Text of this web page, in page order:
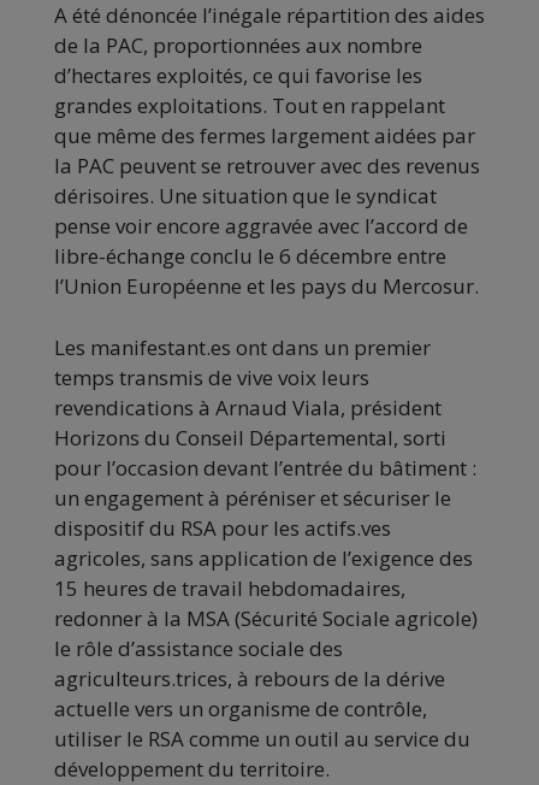
A été dénoncée l’inégale répartition des aides
de la PAC, proportionnées aux nombre
d’hectares exploités, ce qui favorise les
grandes exploitations. Tout en rappelant
que même des fermes largement aidées par
la PAC peuvent se retrouver avec des revenus
dérisoires. Une situation que le syndicat
pense voir encore aggravée avec l’accord de
libre-échange conclu le 6 décembre entre
l’Union Européenne et les pays du Mercosur.
Les manifestant.es ont dans un premier
temps transmis de vive voix leurs
revendications à Arnaud Viala, président
Horizons du Conseil Départemental, sorti
pour l’occasion devant l’entrée du bâtiment :
un engagement à péréniser et sécuriser le
dispositif du RSA pour les actifs.ves
agricoles, sans application de l’exigence des
15 heures de travail hebdomadaires,
redonner à la MSA (Sécurité Sociale agricole)
le rôle d’assistance sociale des
agriculteurs.trices, à rebours de la dérive
actuelle vers un organisme de contrôle,
utiliser le RSA comme un outil au service du
développement du territoire.